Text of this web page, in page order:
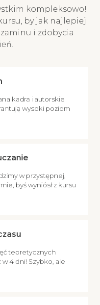
kompleksowo!
by jak najlepiej
i zdobycia
kadra i autorskie
wysoki poziom
w przystępnej,
byś wyniósł z kursu
teoretycznych
w 4 dni! Szybko, ale